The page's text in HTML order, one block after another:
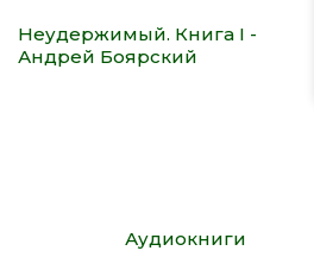
Неудержимый. Книга I -
Андрей Боярский
Аудиокниги